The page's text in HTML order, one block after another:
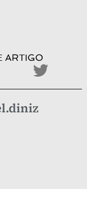
ARTIGO